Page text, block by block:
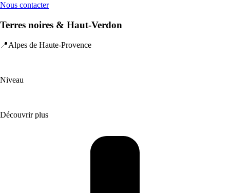
Nous contacter
Terres noires & Haut-Verdon
📍Alpes de Haute-Provence
Niveau
Découvrir plus